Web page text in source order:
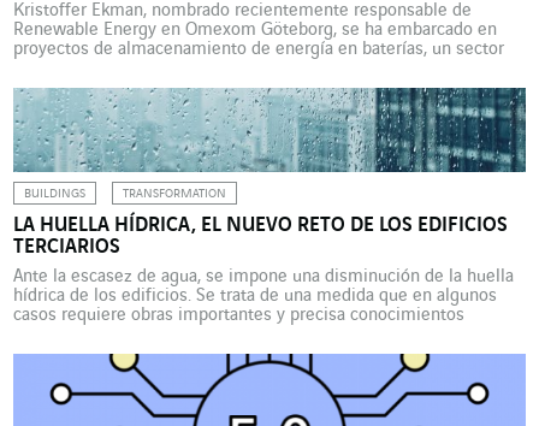
Kristoffer Ekman, nombrado recientemente responsable de
Renewable Energy en Omexom Göteborg, se ha embarcado en
proyectos de almacenamiento de energía en baterías, un sector
Bredhälla BESS (battery energy storage system o sistema de
almacenamiento de energía en baterías) tiene como objetivo
crear una […]
BUILDINGS TRANSFORMATION
LA HUELLA HÍDRICA, EL NUEVO RETO DE LOS EDIFICIOS
TERCIARIOS
Ante la escasez de agua, se impone una disminución de la huella
hídrica de los edificios. Se trata de una medida que en algunos
casos requiere obras importantes y precisa conocimientos
desarrollado una calculadora que permite determinar el potencial
de recuperación de las llamadas aguas […]